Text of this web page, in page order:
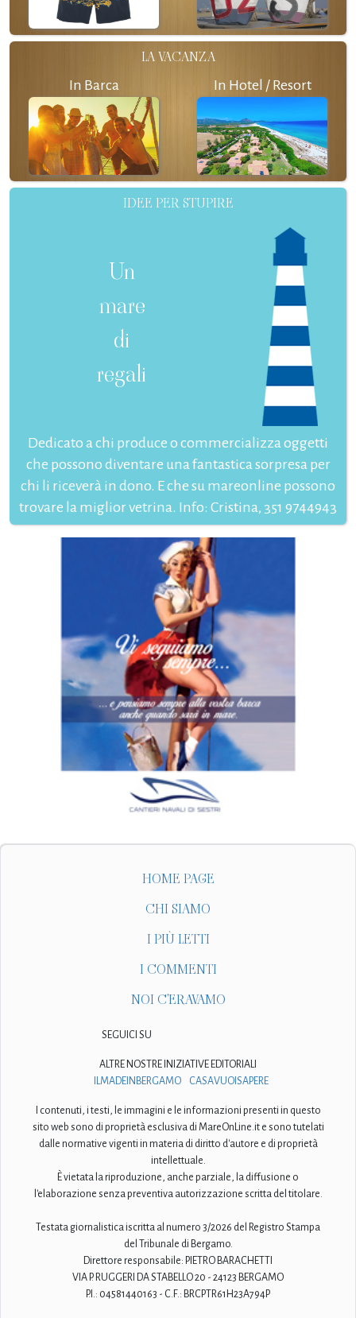
LA VACANZA
In Barca In Hotel / Resort
IDEE PER STUPIRE
Un
mare
di
regali
Dedicato a chi produce o commercializza oggetti
che possono diventare una fantastica sorpresa per
chi li riceverà in dono. E che su mareonline possono
trovare la miglior vetrina. Info: Cristina, 351 9744943
HOME PAGE
CHI SIAMO
I PIÙ LETTI
I COMMENTI
NOI C'ERAVAMO
SEGUICI SU
ALTRE NOSTRE INIZIATIVE EDITORIALI
ILMADEINBERGAMO
CASAVUOISAPERE
I contenuti, i testi, le immagini e le informazioni presenti in questo
sito web sono di proprietà esclusiva di MareOnLine.it e sono tutelati
dalle normative vigenti in materia di diritto d'autore e di proprietà
intellettuale.
È vietata la riproduzione, anche parziale, la diffusione o
l'elaborazione senza preventiva autorizzazione scritta del titolare.
Testata giornalistica iscritta al numero 3/2026 del Registro Stampa
del Tribunale di Bergamo.
Direttore responsabile: PIETRO BARACHETTI
VIA P. RUGGERI DA STABELLO 20 - 24123 BERGAMO
P.I.: 04581440163 - C.F.: BRCPTR61H23A794P